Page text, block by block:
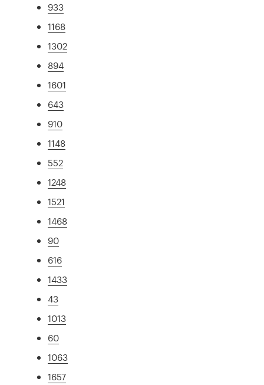
933
1168
1302
894
1601
643
910
1148
552
1248
1521
1468
90
616
1433
43
1013
60
1063
1657